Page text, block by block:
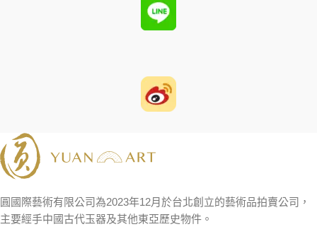
圓國際藝術有限公司為2023年12月於台北創立的藝術品拍賣公司，
主要經手中國古代玉器及其他東亞歷史物件。